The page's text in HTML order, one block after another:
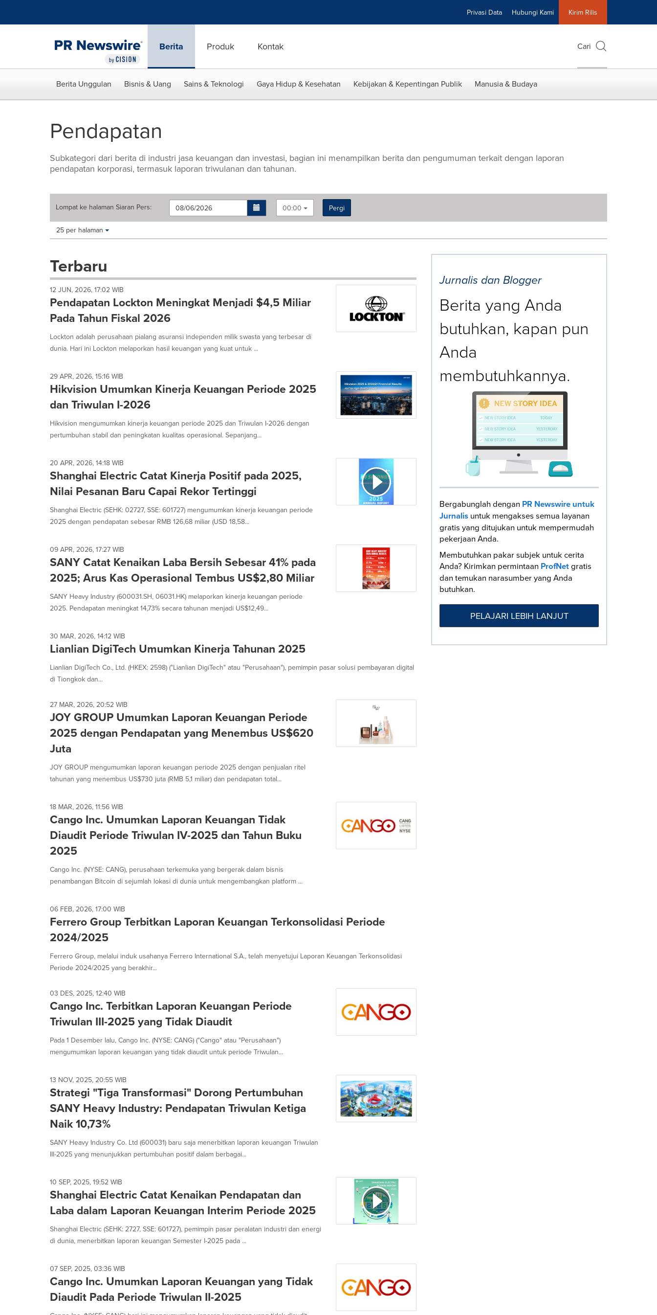
Privasi Data Hubungi Kami Kirim Rilis
Berita Produk Kontak Cari
Berita Unggulan Bisnis & Uang Sains & Teknologi Gaya Hidup & Kesehatan Kebijakan & Kepentingan Publik Manusia & Budaya
Pendapatan
Subkategori dari berita di industri jasa keuangan dan investasi, bagian ini menampilkan berita dan pengumuman terkait dengan laporan
pendapatan korporasi, termasuk laporan triwulanan dan tahunan.
Lompat ke halaman Siaran Pers: 00:00
Pergi
Making
these
dropdown
cause
content
on
this
page
change.
listings
update
as
each
option
selected.
Items per page:
25 per halaman
Terbaru
12 JUN, 2026, 17:02 WIB
Pendapatan Lockton Meningkat Menjadi $4,5 Miliar
Pada Tahun Fiskal 2026
Lockton adalah perusahaan pialang asuransi independen milik swasta yang terbesar di
dunia. Hari ini Lockton melaporkan hasil keuangan yang kuat untuk ...
29 APR, 2026, 15:16 WIB
Hikvision Umumkan Kinerja Keuangan Periode 2025
dan Triwulan I-2026
Hikvision mengumumkan kinerja keuangan periode 2025 dan Triwulan I-2026 dengan
pertumbuhan stabil dan peningkatan kualitas operasional. Sepanjang...
20 APR, 2026, 14:18 WIB
Shanghai Electric Catat Kinerja Positif pada 2025,
Nilai Pesanan Baru Capai Rekor Tertinggi
Shanghai Electric (SEHK: 02727, SSE: 601727) mengumumkan kinerja keuangan periode
2025 dengan pendapatan sebesar RMB 126,68 miliar (USD 18,58...
09 APR, 2026, 17:27 WIB
SANY Catat Kenaikan Laba Bersih Sebesar 41% pada
2025; Arus Kas Operasional Tembus US$2,80 Miliar
SANY Heavy Industry (600031.SH, 06031.HK) melaporkan kinerja keuangan periode
2025. Pendapatan meningkat 14,73% secara tahunan menjadi US$12,49...
30 MAR, 2026, 14:12 WIB
Lianlian DigiTech Umumkan Kinerja Tahunan 2025
Lianlian DigiTech Co., Ltd. (HKEX: 2598) ("Lianlian DigiTech" atau "Perusahaan"), pemimpin pasar solusi pembayaran digital
di Tiongkok dan...
27 MAR, 2026, 20:52 WIB
JOY GROUP Umumkan Laporan Keuangan Periode
2025 dengan Pendapatan yang Menembus US$620
Juta
JOY GROUP mengumumkan laporan keuangan periode 2025 dengan penjualan ritel
tahunan yang menembus US$730 juta (RMB 5,1 miliar) dan pendapatan total...
18 MAR, 2026, 11:56 WIB
Cango Inc. Umumkan Laporan Keuangan Tidak
Diaudit Periode Triwulan IV-2025 dan Tahun Buku
2025
Cango Inc. (NYSE: CANG), perusahaan terkemuka yang bergerak dalam bisnis
penambangan Bitcoin di sejumlah lokasi di dunia untuk mengembangkan platform ...
06 FEB, 2026, 17:00 WIB
Ferrero Group Terbitkan Laporan Keuangan Terkonsolidasi Periode
2024/2025
Ferrero Group, melalui induk usahanya Ferrero International S.A., telah menyetujui Laporan Keuangan Terkonsolidasi
Periode 2024/2025 yang berakhir...
03 DES, 2025, 12:40 WIB
Cango Inc. Terbitkan Laporan Keuangan Periode
Triwulan III-2025 yang Tidak Diaudit
Pada 1 Desember lalu, Cango Inc. (NYSE: CANG) ("Cango" atau "Perusahaan")
mengumumkan laporan keuangan yang tidak diaudit untuk periode Triwulan...
13 NOV, 2025, 20:55 WIB
Strategi "Tiga Transformasi" Dorong Pertumbuhan
SANY Heavy Industry: Pendapatan Triwulan Ketiga
Naik 10,73%
SANY Heavy Industry Co. Ltd (600031) baru saja menerbitkan laporan keuangan Triwulan
III-2025 yang menunjukkan pertumbuhan positif dalam berbagai...
10 SEP, 2025, 19:52 WIB
Shanghai Electric Catat Kenaikan Pendapatan dan
Laba dalam Laporan Keuangan Interim Periode 2025
Shanghai Electric (SEHK: 2727, SSE: 601727), pemimpin pasar peralatan industri dan energi
di dunia, menerbitkan laporan keuangan Semester I-2025 pada ...
07 SEP, 2025, 03:36 WIB
Cango Inc. Umumkan Laporan Keuangan yang Tidak
Diaudit Pada Periode Triwulan II-2025
Jurnalis dan Blogger
Berita yang Anda
butuhkan, kapan pun
Anda
membutuhkannya.
Bergabunglah dengan PR Newswire untuk
Jurnalis untuk mengakses semua layanan
gratis yang ditujukan untuk mempermudah
pekerjaan Anda.
Membutuhkan pakar subjek untuk cerita
Anda? Kirimkan permintaan ProfNetgratis
dan temukan narasumber yang Anda
butuhkan.
PELAJARI LEBIH LANJUT